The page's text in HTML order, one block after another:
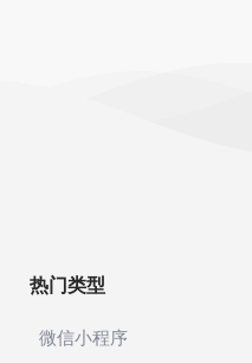
热门类型
微信小程序